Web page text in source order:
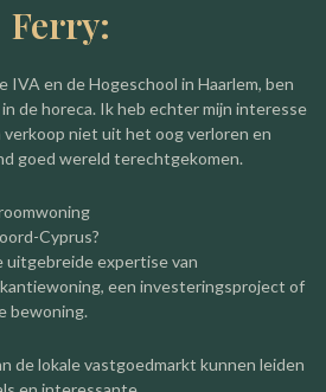
Ferry:
IVA en de Hogeschool in Haarlem, ben
de horeca. Ik heb echter mijn interesse
verkoop niet uit het oog verloren en
goed wereld terechtgekomen.
Cyprus?
uitgebreide expertise van
een investeringsproject of
bewoning.
de lokale vastgoedmarkt kunnen leiden